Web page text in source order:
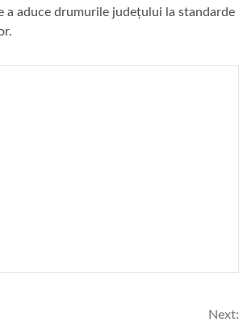
a aduce drumurile județului la standarde
Next: